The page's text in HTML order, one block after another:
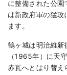
に整備された公
は新政府軍の猛
ます。
鶴ヶ城は明治維
（1965年）に天
赤瓦へとはり替え